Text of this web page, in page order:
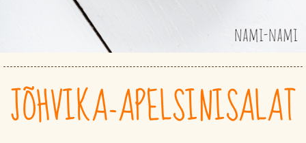
JÕHVIKA-APELSINISALAT